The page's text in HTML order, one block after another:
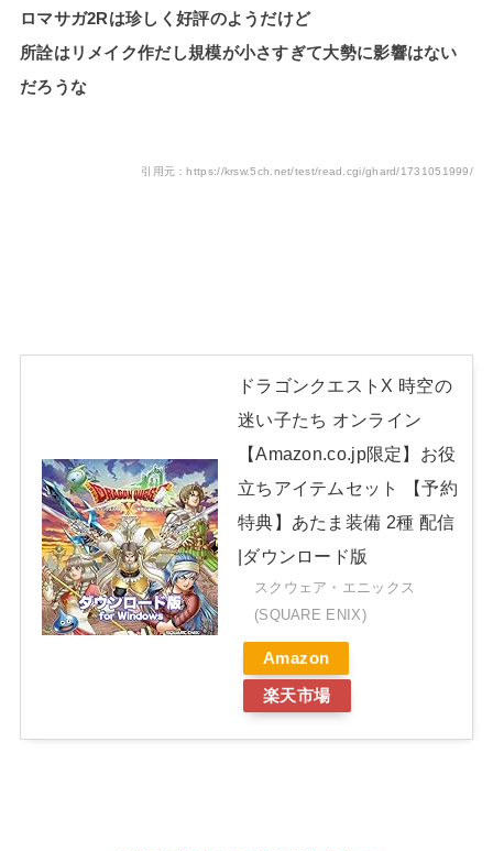
ロマサガ2Rは珍しく好評のようだけど
所詮はリメイク作だし規模が小さすぎて大勢に影響はない
だろうな
引用元：https://krsw.5ch.net/test/read.cgi/ghard/1731051999/
ドラゴンクエストX 時空の
迷い子たち オンライン
【Amazon.co.jp限定】お役
立ちアイテムセット 【予約
特典】あたま装備 2種 配信
|ダウンロード版
スクウェア・エニックス
(SQUARE ENIX)
Amazon
楽天市場